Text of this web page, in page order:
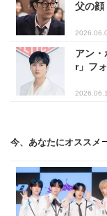
父の顔
アン
r」フ
今、あなたにオススメ